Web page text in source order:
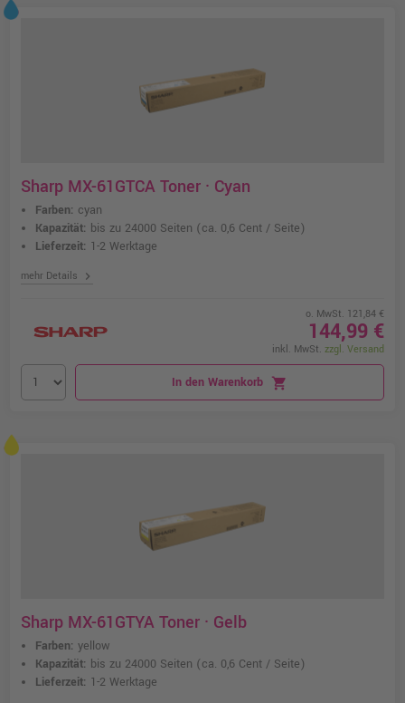
Sharp MX-61GTCA Toner · Cyan
Farben: cyan
Kapazität: bis zu 24000 Seiten (ca. 0,6 Cent / Seite)
Lieferzeit: 1-2 Werktage
mehr Details chevron_right
o. MwSt. 121,84 €
144,99 €
inkl. MwSt. zzgl. Versand
In den Warenkorb shopping_cart
Sharp MX-61GTYA Toner · Gelb
Farben: yellow
Kapazität: bis zu 24000 Seiten (ca. 0,6 Cent / Seite)
Lieferzeit: 1-2 Werktage